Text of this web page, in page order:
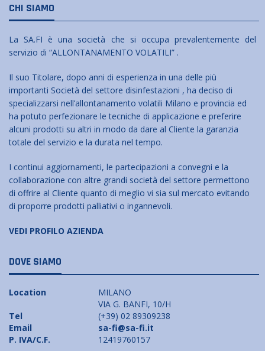
CHI SIAMO
La SA.FI è una società che si occupa prevalentemente del
servizio di “ALLONTANAMENTO VOLATILI” .
Il suo Titolare, dopo anni di esperienza in una delle più
importanti Società del settore disinfestazioni , ha deciso di
specializzarsi nell’allontanamento volatili Milano e provincia ed
ha potuto perfezionare le tecniche di applicazione e preferire
alcuni prodotti su altri in modo da dare al Cliente la garanzia
totale del servizio e la durata nel tempo.
I continui aggiornamenti, le partecipazioni a convegni e la
collaborazione con altre grandi società del settore permettono
di offrire al Cliente quanto di meglio vi sia sul mercato evitando
di proporre prodotti palliativi o ingannevoli.
VEDI PROFILO AZIENDA
DOVE SIAMO
Location
MILANO
VIA G. BANFI, 10/H
Tel
(+39) 02 89309238
Email
sa-fi@sa-fi.it
P. IVA/C.F.
12419760157